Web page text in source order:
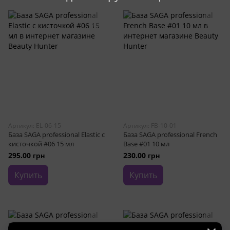
Артикул: EL-06-15
База SAGA professional Elastic с
кисточкой #06 15 мл
295.00 грн
Купить
Артикул: FB-10-01
База SAGA professional French
Base #01 10 мл
230.00 грн
Купить